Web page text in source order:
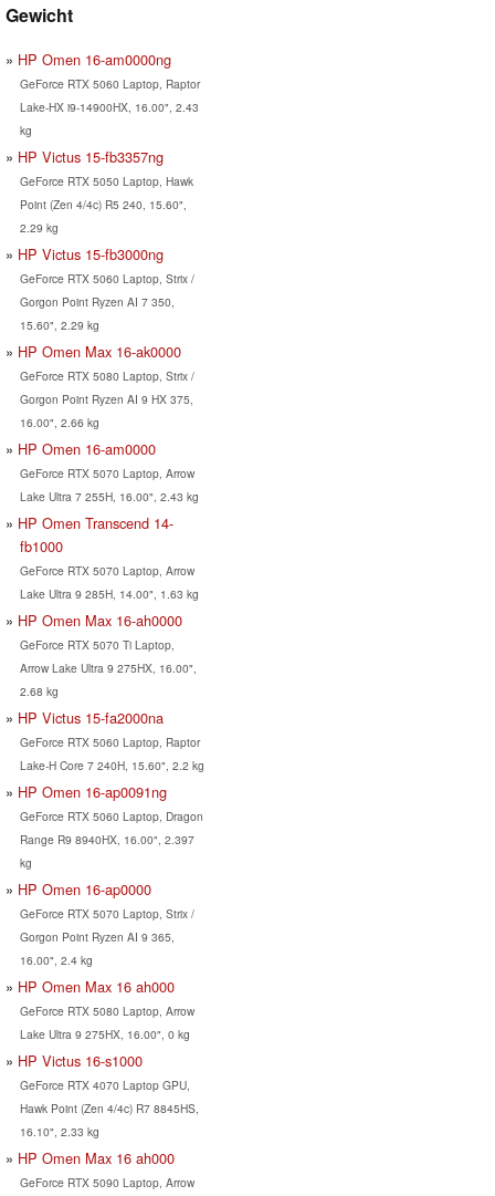
Gewicht
HP Omen 16-am0000ng
GeForce RTX 5060 Laptop, Raptor
Lake-HX i9-14900HX, 16.00", 2.43
kg
HP Victus 15-fb3357ng
GeForce RTX 5050 Laptop, Hawk
Point (Zen 4/4c) R5 240, 15.60",
2.29 kg
HP Victus 15-fb3000ng
GeForce RTX 5060 Laptop, Strix /
Gorgon Point Ryzen AI 7 350,
15.60", 2.29 kg
HP Omen Max 16-ak0000
GeForce RTX 5080 Laptop, Strix /
Gorgon Point Ryzen AI 9 HX 375,
16.00", 2.66 kg
HP Omen 16-am0000
GeForce RTX 5070 Laptop, Arrow
Lake Ultra 7 255H, 16.00", 2.43 kg
HP Omen Transcend 14-
fb1000
GeForce RTX 5070 Laptop, Arrow
Lake Ultra 9 285H, 14.00", 1.63 kg
HP Omen Max 16-ah0000
GeForce RTX 5070 Ti Laptop,
Arrow Lake Ultra 9 275HX, 16.00",
2.68 kg
HP Victus 15-fa2000na
GeForce RTX 5060 Laptop, Raptor
Lake-H Core 7 240H, 15.60", 2.2 kg
HP Omen 16-ap0091ng
GeForce RTX 5060 Laptop, Dragon
Range R9 8940HX, 16.00", 2.397
kg
HP Omen 16-ap0000
GeForce RTX 5070 Laptop, Strix /
Gorgon Point Ryzen AI 9 365,
16.00", 2.4 kg
HP Omen Max 16 ah000
GeForce RTX 5080 Laptop, Arrow
Lake Ultra 9 275HX, 16.00", 0 kg
HP Victus 16-s1000
GeForce RTX 4070 Laptop GPU,
Hawk Point (Zen 4/4c) R7 8845HS,
16.10", 2.33 kg
HP Omen Max 16 ah000
GeForce RTX 5090 Laptop, Arrow